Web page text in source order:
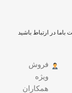
در ارتباط باشید
فروش
ویژه
همکاران